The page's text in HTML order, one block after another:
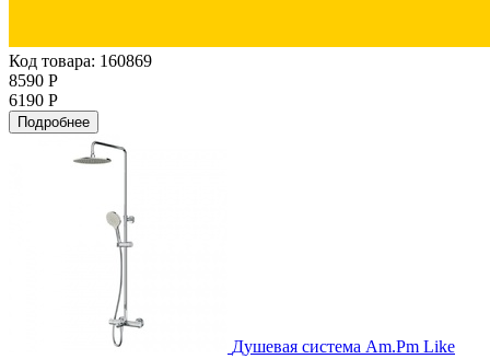
Код товара: 160869
8590 Р
6190 Р
Подробнее
Душевая система Am.Pm Like